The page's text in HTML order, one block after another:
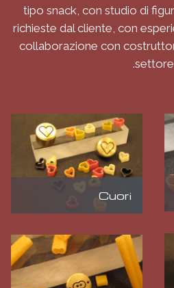
tipo snack, con studio di
richieste dal cliente, con
collaborazione con
settore.
Cuori